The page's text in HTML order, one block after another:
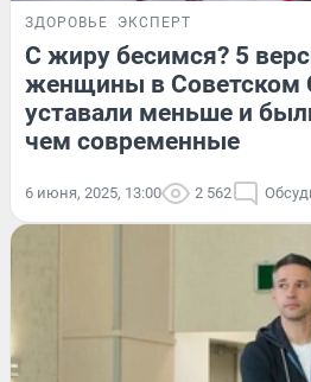
ЗДОРОВЬЕ ЭКСПЕРТ
С жиру бесимся? 5
женщины в Советском
уставали меньше и
чем современные
6 июня, 2025, 13:00 2 562